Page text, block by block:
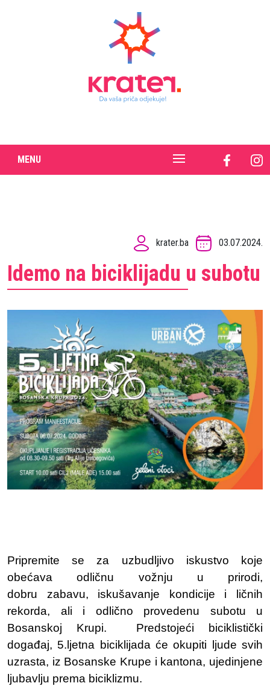
MENU
krater.ba 03.07.2024.
Idemo na biciklijadu u subotu
Pripremite se za uzbudljivo iskustvo koje
obećava odličnu vožnju u prirodi,
dobru zabavu, iskušavanje kondicije i ličnih
rekorda, ali i odlično provedenu subotu u
Bosanskoj Krupi. Predstojeći biciklistički
događaj, 5.ljetna biciklijada će okupiti ljude svih
uzrasta, iz Bosanske Krupe i kantona, ujedinjene
ljubavlju prema biciklizmu.